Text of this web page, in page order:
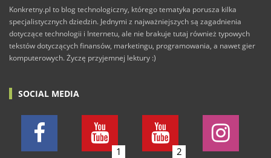
Konkretny.pl to blog technologiczny, którego tematyka porusza kilka
specjalistycznych dziedzin. Jednymi z najważniejszych są zagadnienia
dotyczące technologii i Internetu, ale nie brakuje tutaj również typowych
tekstów dotyczących finansów, marketingu, programowania, a nawet gier
komputerowych. Życzę przyjemnej lektury :)
SOCIAL MEDIA
1 2